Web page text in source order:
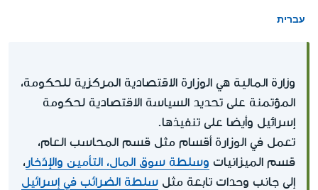
עברית
وزارة المالية هي الوزارة الاقتصادية المركزية للحكومة،
المؤتمنة على تحديد السياسة الاقتصادية لحكومة
إسرائيل وأيضا على تنفيذها.
تعمل في الوزارة أقسام مثل قسم المحاسب العام،
قسم الميزانيات وسلطة سوق المال، التأمين والإدّخار ،
إلى جانب وحدات تابعة مثل سلطة الضرائب في إسرائيل